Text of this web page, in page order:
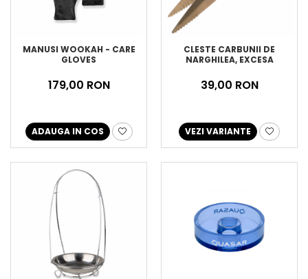
MANUSI WOOKAH - CARE
GLOVES
179,00 RON
ADAUGA IN COS
CLESTE CARBUNII DE
NARGHILEA, EXCESA
39,00 RON
VEZI VARIANTE